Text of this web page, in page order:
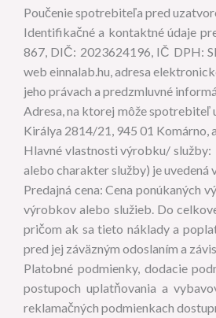
Poučenie spotrebiteľa pred
Identifikačné a kontaktné údaje
867, DIČ: 2023624196, IČ DPH:
web einnalab.hu, adresa
jeho právach a predzmluvné
Adresa, na ktorej môže spotrebiteľ
Királya 2814/21, 945 01 Komárno,
Hlavné vlastnosti výrobku/
alebo charakter služby) je uvedená
Predajná cena: Cena ponúkaných
výrobkov alebo služieb. Do
pričom ak sa tieto náklady a
pred jej záväzným odoslaním a
Platobné podmienky, dodacie
postupoch uplatňovania a
reklamačných podmienkach